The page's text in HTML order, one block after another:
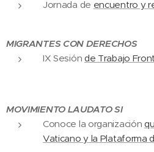
Jornada de encuentro y
MIGRANTES CON DERECHOS
IX Sesión de Trabajo
MOVIMIENTO LAUDATO SI
Conoce la organización
Vaticano y la Plataforma